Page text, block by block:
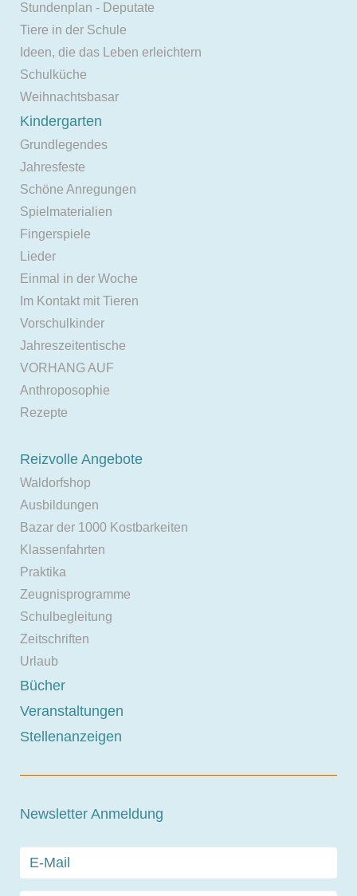
Stundenplan - Deputate
Tiere in der Schule
Ideen, die das Leben erleichtern
Schulküche
Weihnachtsbasar
Kindergarten
Grundlegendes
Jahresfeste
Schöne Anregungen
Spielmaterialien
Fingerspiele
Lieder
Einmal in der Woche
Im Kontakt mit Tieren
Vorschulkinder
Jahreszeitentische
VORHANG AUF
Anthroposophie
Rezepte
Reizvolle Angebote
Waldorfshop
Ausbildungen
Bazar der 1000 Kostbarkeiten
Klassenfahrten
Praktika
Zeugnisprogramme
Schulbegleitung
Zeitschriften
Urlaub
Bücher
Veranstaltungen
Stellenanzeigen
Newsletter Anmeldung